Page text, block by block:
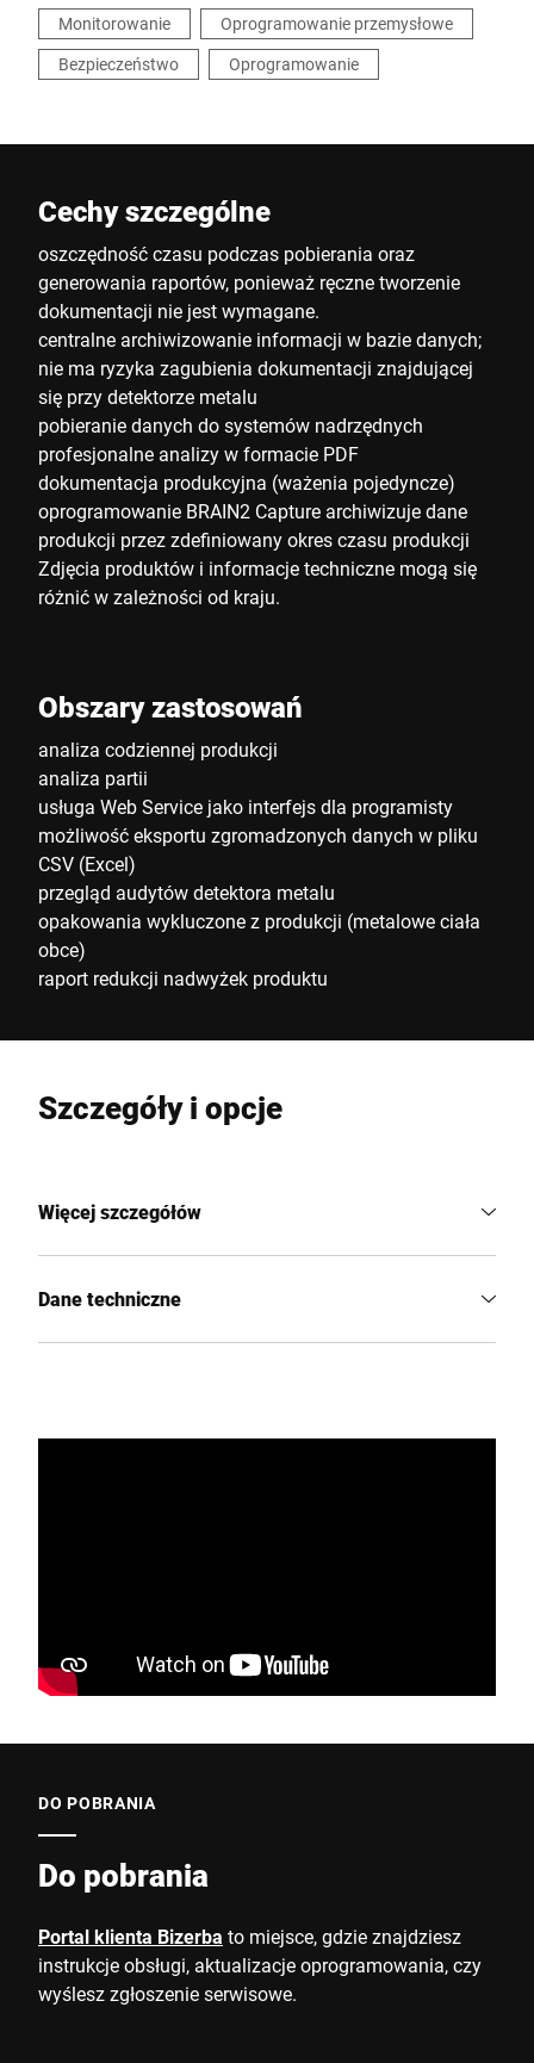
Monitorowanie
Oprogramowanie przemysłowe
Bezpieczeństwo
Oprogramowanie
Cechy szczególne
oszczędność czasu podczas pobierania oraz
generowania raportów, ponieważ ręczne tworzenie
dokumentacji nie jest wymagane.
centralne archiwizowanie informacji w bazie danych;
nie ma ryzyka zagubienia dokumentacji znajdującej
się przy detektorze metalu
pobieranie danych do systemów nadrzędnych
profesjonalne analizy w formacie PDF
dokumentacja produkcyjna (ważenia pojedyncze)
oprogramowanie BRAIN2 Capture archiwizuje dane
produkcji przez zdefiniowany okres czasu produkcji
Zdjęcia produktów i informacje techniczne mogą się
różnić w zależności od kraju.
Obszary zastosowań
analiza codziennej produkcji
analiza partii
usługa Web Service jako interfejs dla programisty
możliwość eksportu zgromadzonych danych w pliku
CSV (Excel)
przegląd audytów detektora metalu
opakowania wykluczone z produkcji (metalowe ciała
obce)
raport redukcji nadwyżek produktu
Szczegóły i opcje
Więcej szczegółów
Dane techniczne
DO POBRANIA
Do pobrania
Portal klienta Bizerba to miejsce, gdzie znajdziesz
instrukcje obsługi, aktualizacje oprogramowania, czy
wyślesz zgłoszenie serwisowe.